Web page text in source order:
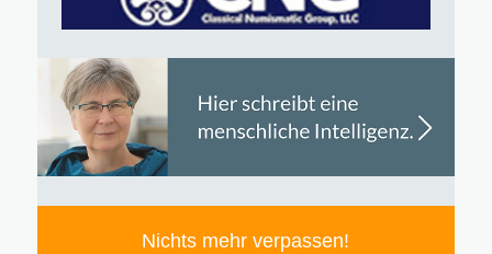
Nichts mehr verpassen!